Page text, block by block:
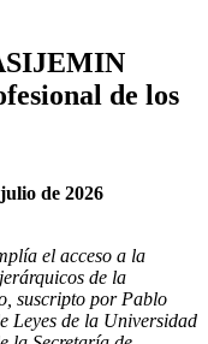
de los
de 2026
el acceso a la
de la
suscripto por Pablo
Leyes de la Universidad